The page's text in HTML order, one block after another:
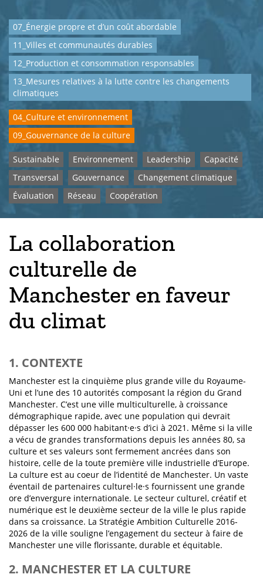
07_Énergie propre et d’un coût abordable
11_Villes et communautés durables
12_Production et consommation responsables
13_Mesures relatives à la lutte contre les changements
climatiques
04_Culture et environnement
09_Gouvernance de la culture
Sustainable Environnement Leadership
Capacité
Transversal
Gouvernance
Changement climatique
Évaluation
Réseau Coopération
La collaboration
culturelle de
Manchester en faveur
du climat
1. CONTEXTE
Manchester est la cinquième plus grande ville du Royaume-
Uni et l’une des 10 autorités composant la région du Grand
Manchester. C’est une ville multiculturelle, à croissance
démographique rapide, avec une population qui devrait
dépasser les 600 000 habitant·e·s d’ici à 2021. Même si la ville
a vécu de grandes transformations depuis les années 80, sa
culture et ses valeurs sont fermement ancrées dans son
histoire, celle de la toute première ville industrielle d’Europe.
La culture est au coeur de l’identité de Manchester. Un vaste
éventail de partenaires culturel·le·s fournissent une grande
ore d’envergure internationale. Le secteur culturel, créatif et
numérique est le deuxième secteur de la ville le plus rapide
dans sa croissance. La Stratégie Ambition Culturelle 2016-
2026 de la ville souligne l’engagement du secteur à faire de
Manchester une ville florissante, durable et équitable.
2. MANCHESTER ET LA CULTURE